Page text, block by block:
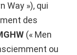
Way »), qui
des
(« Men
ou